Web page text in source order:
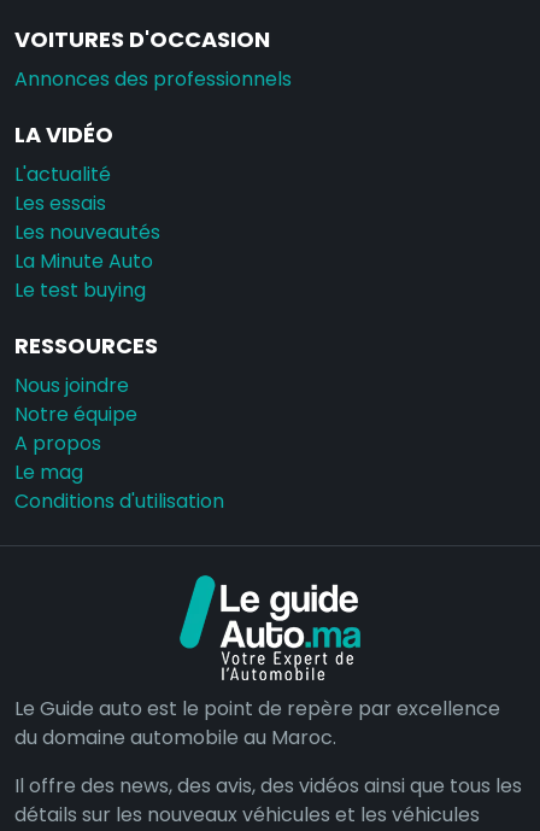
VOITURES D'OCCASION
Annonces des professionnels
LA VIDÉO
L'actualité
Les essais
Les nouveautés
La Minute Auto
Le test buying
RESSOURCES
Nous joindre
Notre équipe
A propos
Le mag
Conditions d'utilisation
Le Guide auto est le point de repère par excellence
du domaine automobile au Maroc.
Il offre des news, des avis, des vidéos ainsi que tous les
détails sur les nouveaux véhicules et les véhicules